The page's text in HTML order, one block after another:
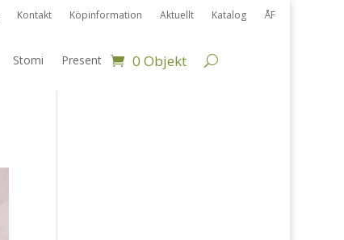
Kontakt Köpinformation Aktuellt Katalog ÅF
Stomi Present 0 Objekt